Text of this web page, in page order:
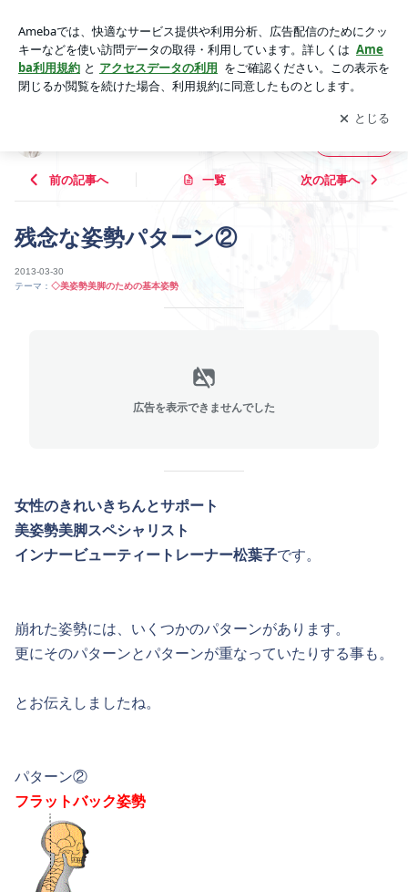
アプリをダウンロードして ブログの更新通知
を受け取りまし
ょう。
開く
前の記事へ 一覧 次の記事へ
残念な姿勢パターン②
2013-03-30
テーマ： ◇美姿勢美脚のための基本姿勢
広告を表示できませんでした
女性のきれいきちんとサポート
美姿勢美脚スペシャリスト
インナービューティートレーナー松葉子です。
崩れた姿勢には、いくつかのパターンがあります。
更にそのパターンとパターンが重なっていたりする事も。
とお伝えしましたね。
パターン②
フラットバック姿勢